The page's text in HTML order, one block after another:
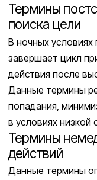
Термины
поиска цели
В ночных
завершает цикл
действия после
Данные термины
попадания,
в условиях низкой
Термины
действий
Данные термины